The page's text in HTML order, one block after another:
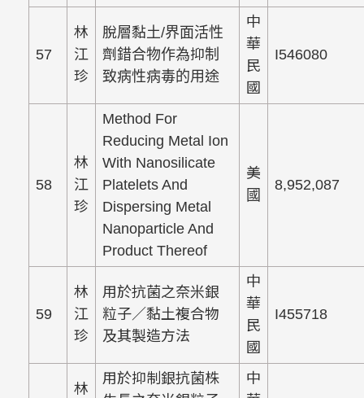
57
林
江
珍
脫層黏土/界面活性
劑錯合物作為抑制
致病性病毒的用途
中
華
民
國
I546080
58
林
江
珍
Method For
Reducing Metal Ion
With Nanosilicate
Platelets And
Dispersing Metal
Nanoparticle And
Product Thereof
美
國
8,952,087
59
林
江
珍
用於抗菌之奈米銀
粒子／黏土複合物
及其製造方法
中
華
民
國
I455718
林
用於抑制銀抗菌株
中